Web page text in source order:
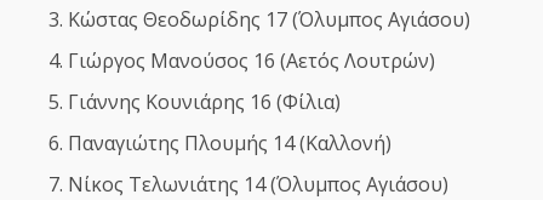
Kώστας Θεοδωρίδης 17 (Όλυμπος Αγιάσου)
Γιώργος Μανούσος 16 (Αετός Λουτρών)
Γιάννης Κουνιάρης 16 (Φίλια)
Παναγιώτης Πλουμής 14 (Καλλονή)
Νίκος Τελωνιάτης 14 (Όλυμπος Αγιάσου)